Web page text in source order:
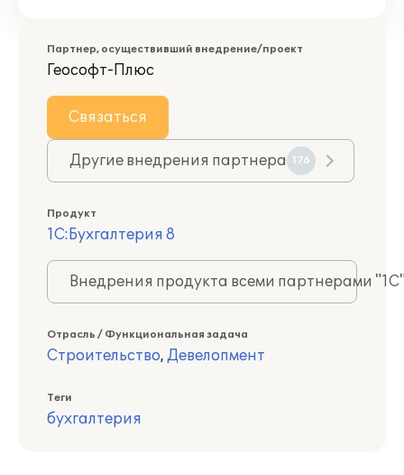
Партнер, осуществивший внедрение/проект
Геософт-Плюс
Связаться
Другие внедрения партнера 176
Продукт
1С:Бухгалтерия 8
Внедрения продукта всеми партнерами
Отрасль / Функциональная задача
Строительство, Девелопмент
Теги
бухгалтерия